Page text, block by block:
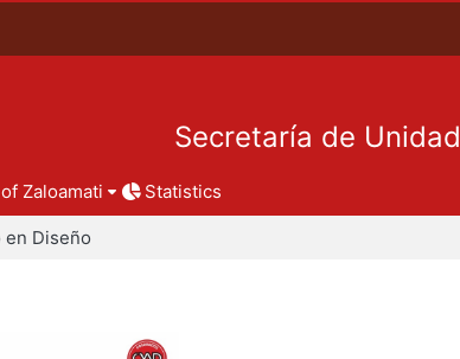
Secretaría de Unidad
Zaloamati Statistics
en Diseño